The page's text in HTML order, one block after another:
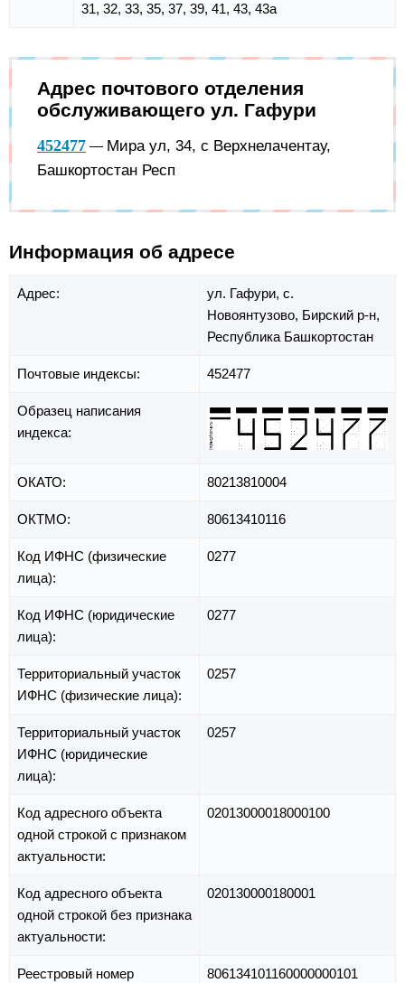
31, 32, 33, 35, 37, 39, 41, 43, 43а
Адрес почтового отделения
обслуживающего ул. Гафури
452477 — Мира ул, 34, с Верхнелачентау,
Башкортостан Респ
Информация об адресе
Адрес: ул. Гафури, с.
Новоянтузово, Бирский р-н,
Республика Башкортостан
Почтовые индексы: 452477
Образец написания
индекса:
ОКАТО: 80213810004
ОКТМО: 80613410116
Код ИФНС (физические
лица):
0277
Код ИФНС (юридические
лица):
0277
Территориальный участок
ИФНС (физические лица):
0257
Территориальный участок
ИФНС (юридические
лица):
0257
Код адресного объекта
одной строкой с признаком
актуальности:
02013000018000100
Код адресного объекта
одной строкой без признака
актуальности:
020130000180001
Реестровый номер
806134101160000000101